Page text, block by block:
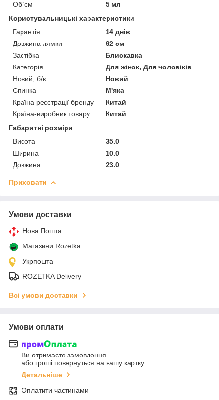
Об`єм
5 мл
Користувальницькі характеристики
Гарантія
14 днів
Довжина лямки
92 см
Застібка
Блискавка
Категорія
Для жінок, Для чоловіків
Новий, б/в
Новий
Спинка
М'яка
Країна реєстрації бренду
Китай
Країна-виробник товару
Китай
Габаритні розміри
Висота
35.0
Ширина
10.0
Довжина
23.0
Приховати
Умови доставки
Нова Пошта
Магазини Rozetka
Укрпошта
ROZETKA Delivery
Всі умови доставки
Умови оплати
Ви отримаєте замовлення
або гроші повернуться на вашу картку
Детальніше
Оплатити частинами